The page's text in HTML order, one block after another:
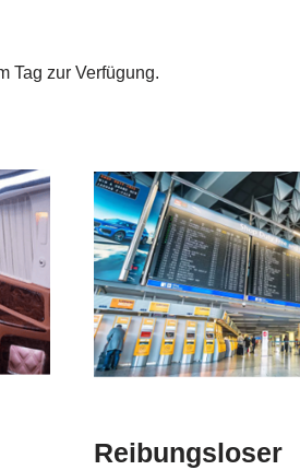
Tag zur Verfügung.
Reibungsloser